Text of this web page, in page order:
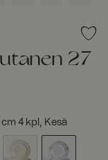
27
4 kpl, Kesä